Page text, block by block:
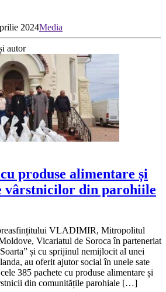
2024Media
autor
produse alimentare și
vârstnicilor din parohiile
VLADIMIR, Mitropolitul
Vicariatul de Soroca în parteneriat
și cu sprijinul nemijlocit al unei
au oferit ajutor social în unele sate
385 pachete cu produse alimentare și
din comunitățile parohiale […]